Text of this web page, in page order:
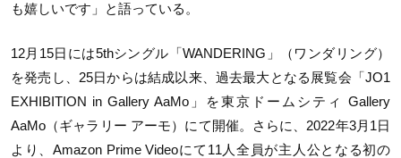
も嬉しいです」と語っている。
12月15日には5thシングル「WANDERING」（ワンダリング）
を発売し、25日からは結成以来、過去最大となる展覧会「JO1
EXHIBITION in Gallery AaMo」を東京ドームシティ Gallery
AaMo（ギャラリー アーモ）にて開催。さらに、2022年3月1日
より、Amazon Prime Videoにて11人全員が主人公となる初の